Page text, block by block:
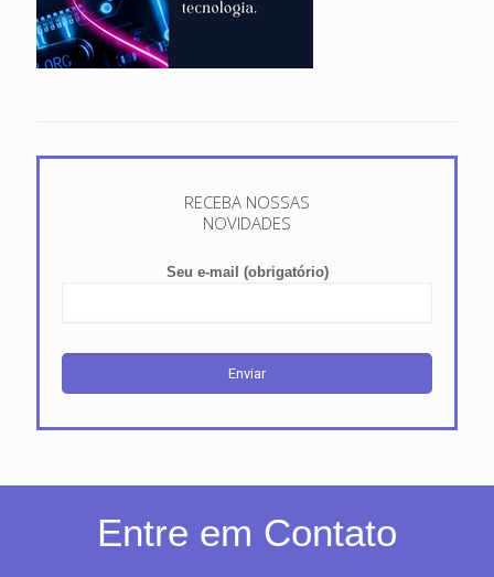
RECEBA NOSSAS
NOVIDADES
Seu e-mail (obrigatório)
Entre em Contato